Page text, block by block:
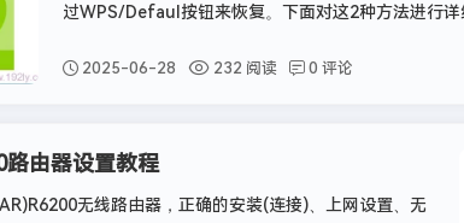
过WPS/Defaul按钮来恢复。下面对这2种方法进行详
2025-06-28 232 阅读 0 评论
路由器设置教程
无线路由器，正确的安装(连接)、上网设置、无